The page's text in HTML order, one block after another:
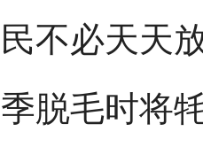
民不必天天
季脱毛时将